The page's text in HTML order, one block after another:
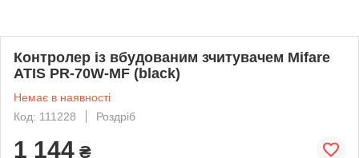
Контролер із вбудованим зчитувачем Mifare
ATIS PR-70W-MF (black)
Немає в наявності
Код: 111228
Роздріб
1 144 ₴